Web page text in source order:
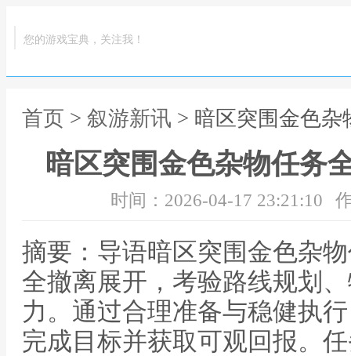
您的游戏宝典，关注我！
首页 > 叙游新讯 > 暗区突围金色
暗区突围金色杂物任务
时间：2026-04-17 23:21:10
摘要：导语暗区突围金色杂
全撤离展开，考验路线规划
力。通过合理准备与稳健执
完成目标并获取可观回报。